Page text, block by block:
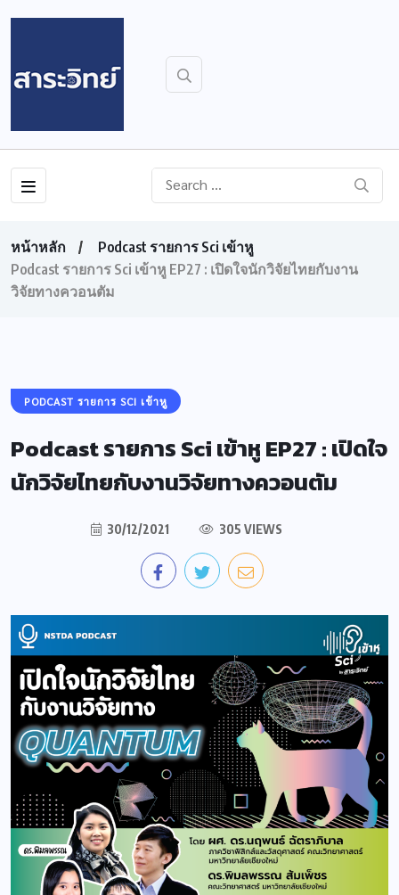
หน้าหลัก
Podcast รายการ Sci เข้าหู
Podcast รายการ Sci เข้าหู EP27 : เปิดใจนักวิจัยไทยกับงาน
วิจัยทางควอนตัม
PODCAST รายการ SCI เข้าหู
Podcast รายการ Sci เข้าหู EP27 : เปิดใจ
นักวิจัยไทยกับงานวิจัยทางควอนตัม
30/12/2021 305 VIEWS